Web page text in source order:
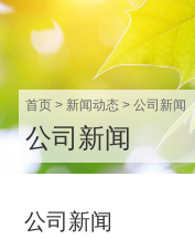
首页> 新闻动态> 公司新闻
公司新闻
公司新闻